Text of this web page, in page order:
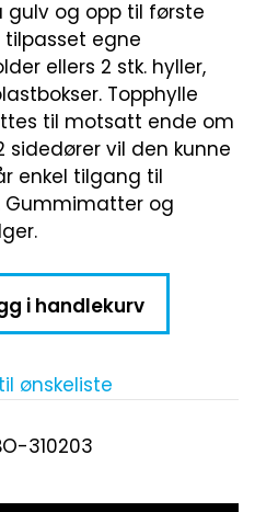
gulv og opp til første
egne
ellers 2 stk. hyller,
Topphylle
til motsatt ende om
sidedører vil den kunne
enkel tilgang til
Gummimatter og
i handlekurv
ønskeliste
310203